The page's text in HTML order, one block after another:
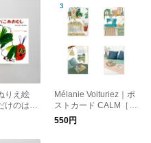
りえ絵
けのはら
［メール
Mélanie Voituriez｜ポ
ストカード CALM［メ
ール便］
550円